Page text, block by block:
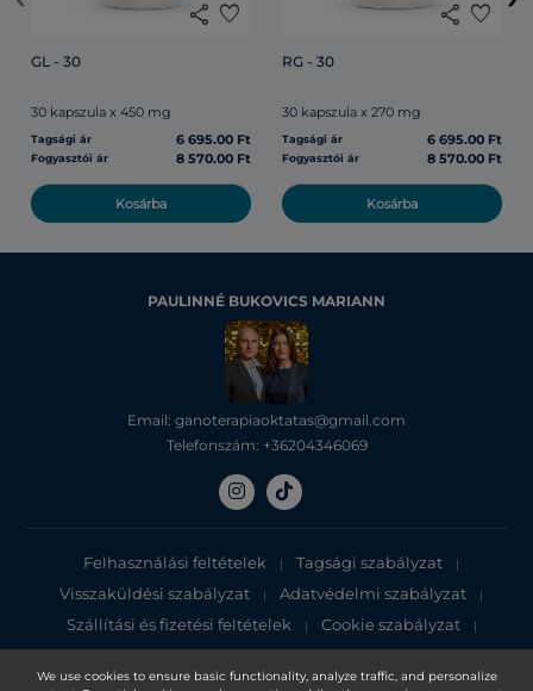
We use cookies to ensure basic functionality, analyze traffic, and personalize
share favorite
GL - 30
30 kapszula x 450 mg
Tagsági ár 6 695.00 Ft
Fogyasztói ár 8 570.00 Ft
Kosárba
share favorite
RG - 30
30 kapszula x 270 mg
Tagsági ár 6 695.00 Ft
Fogyasztói ár 8 570.00 Ft
Kosárba
PAULINNÉ BUKOVICS MARIANN
Email: ganoterapiaoktatas@gmail.com
Telefonszám: +36204346069
Felhasználási feltételek | Tagsági szabályzat |
Visszaküldési szabályzat | Adatvédelmi szabályzat |
Szállítási és fizetési feltételek | Cookie szabályzat |
Adatvédelmi tájékoztató